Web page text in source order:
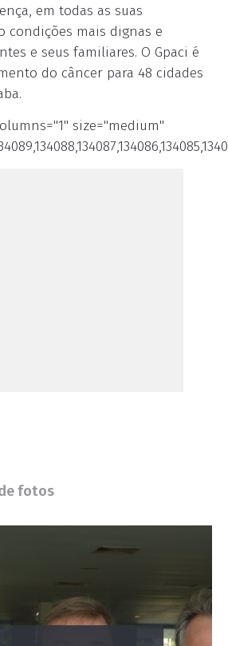
em todas as suas
condições mais dignas e
e seus familiares. O Gpaci é
do câncer para 48 cidades
size="medium"
fotos